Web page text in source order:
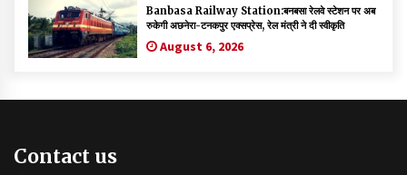
Banbasa Railway Station:बनबसा रेलवे स्टेशन पर अब
रुकेगी अछनेरा-टनकपुर एक्सप्रेस, रेल मंत्री ने दी स्वीकृति
August 6, 2026
Contact us